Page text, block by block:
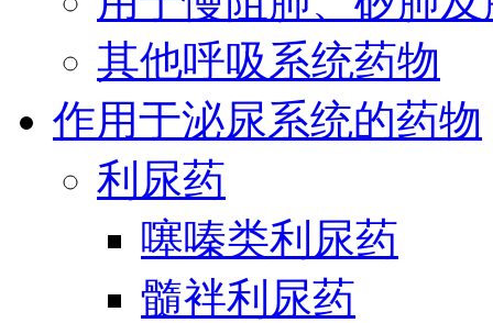
其他呼吸系统药物
作用于泌尿系统的药物
利尿药
噻嗪类利尿药
髓袢利尿药